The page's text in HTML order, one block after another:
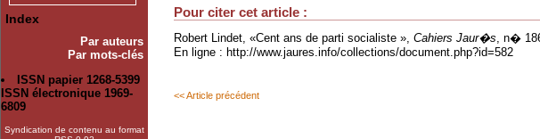
Index
Par auteurs
Par mots-clés
ISSN papier 1268-5399
ISSN électronique 1969-
6809
Syndication de contenu au format
Pour citer cet article :
Robert Lindet, «Cent ans de parti socialiste », Cahiers Jaur�s , n�
En ligne : http://www.jaures.info/collections/document.php?id=582
<< Article précédent